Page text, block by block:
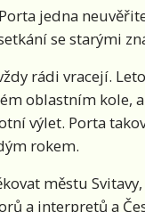
jedna
se starými
rádi vracejí.
oblastním kole,
výlet. Porta
rokem.
městu
a interpretů a